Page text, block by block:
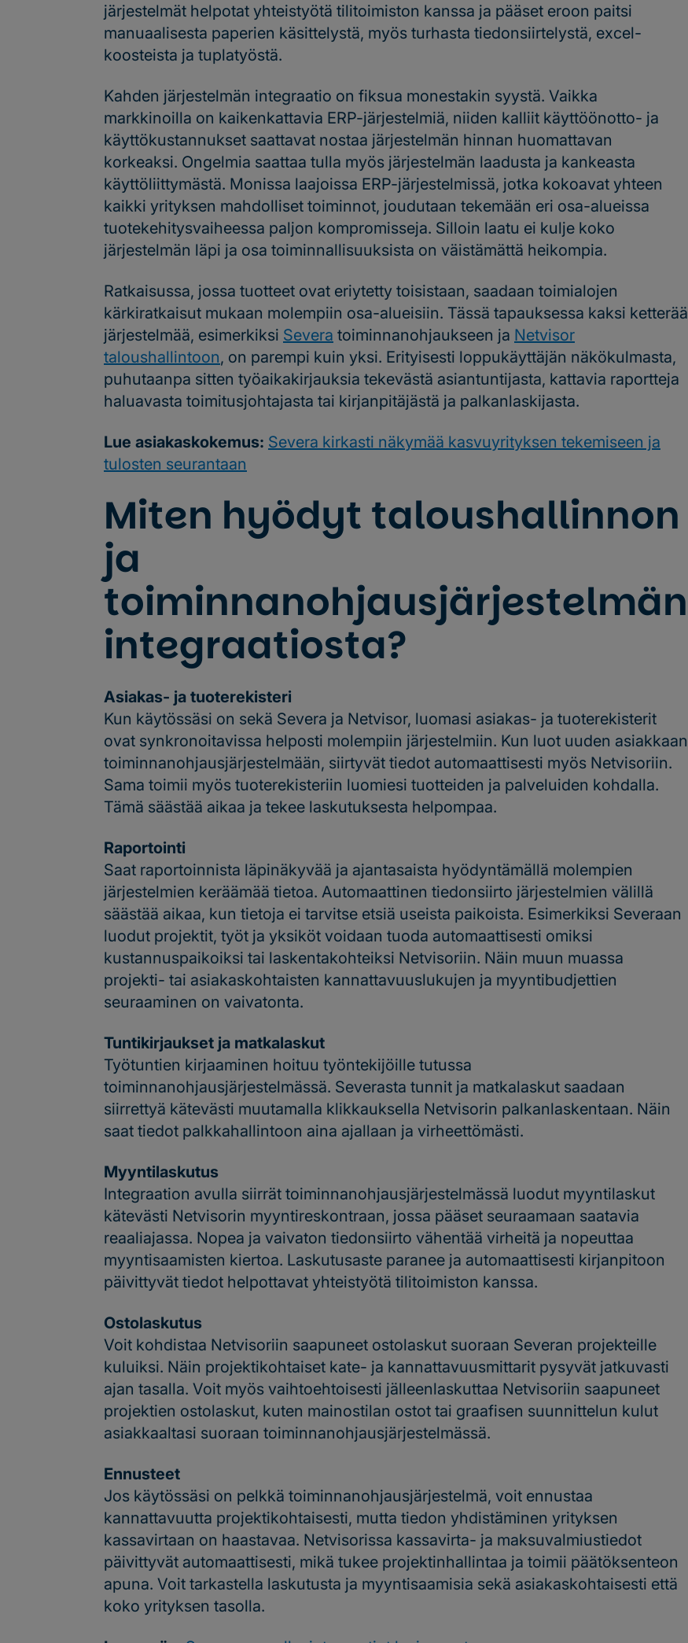
järjestelmät helpotat yhteistyötä tilitoimiston kanssa ja pääset eroon paitsi
manuaalisesta paperien käsittelystä, myös turhasta tiedonsiirtelystä, excel-
koosteista ja tuplatyöstä.
Kahden järjestelmän integraatio on fiksua monestakin syystä. Vaikka
markkinoilla on kaikenkattavia ERP-järjestelmiä, niiden kalliit käyttöönotto- ja
käyttökustannukset saattavat nostaa järjestelmän hinnan huomattavan
korkeaksi. Ongelmia saattaa tulla myös järjestelmän laadusta ja kankeasta
käyttöliittymästä. Monissa laajoissa ERP-järjestelmissä, jotka kokoavat yhteen
kaikki yrityksen mahdolliset toiminnot, joudutaan tekemään eri osa-alueissa
tuotekehitysvaiheessa paljon kompromisseja. Silloin laatu ei kulje koko
järjestelmän läpi ja osa toiminnallisuuksista on väistämättä heikompia.
Ratkaisussa, jossa tuotteet ovat eriytetty toisistaan, saadaan toimialojen
kärkiratkaisut mukaan molempiin osa-alueisiin. Tässä tapauksessa kaksi ketterää
järjestelmää, esimerkiksi Severa toiminnanohjaukseen ja Netvisor
taloushallintoon, on parempi kuin yksi. Erityisesti loppukäyttäjän näkökulmasta,
puhutaanpa sitten työaikakirjauksia tekevästä asiantuntijasta, kattavia raportteja
haluavasta toimitusjohtajasta tai kirjanpitäjästä ja palkanlaskijasta.
Lue asiakaskokemus: Severa kirkasti näkymää kasvuyrityksen tekemiseen ja
tulosten seurantaan
Miten hyödyt taloushallinnon
ja
toiminnanohjausjärjestelmän
integraatiosta?
Asiakas- ja tuoterekisteri
Kun käytössäsi on sekä Severa ja Netvisor, luomasi asiakas- ja tuoterekisterit
ovat synkronoitavissa helposti molempiin järjestelmiin. Kun luot uuden asiakkaan
toiminnanohjausjärjestelmään, siirtyvät tiedot automaattisesti myös Netvisoriin.
Sama toimii myös tuoterekisteriin luomiesi tuotteiden ja palveluiden kohdalla.
Tämä säästää aikaa ja tekee laskutuksesta helpompaa.
Raportointi
Saat raportoinnista läpinäkyvää ja ajantasaista hyödyntämällä molempien
järjestelmien keräämää tietoa. Automaattinen tiedonsiirto järjestelmien välillä
säästää aikaa, kun tietoja ei tarvitse etsiä useista paikoista. Esimerkiksi Severaan
luodut projektit, työt ja yksiköt voidaan tuoda automaattisesti omiksi
kustannuspaikoiksi tai laskentakohteiksi Netvisoriin. Näin muun muassa
projekti- tai asiakaskohtaisten kannattavuuslukujen ja myyntibudjettien
seuraaminen on vaivatonta.
Tuntikirjaukset ja matkalaskut
Työtuntien kirjaaminen hoituu työntekijöille tutussa
toiminnanohjausjärjestelmässä. Severasta tunnit ja matkalaskut saadaan
siirrettyä kätevästi muutamalla klikkauksella Netvisorin palkanlaskentaan. Näin
saat tiedot palkkahallintoon aina ajallaan ja virheettömästi.
Myyntilaskutus
Integraation avulla siirrät toiminnanohjausjärjestelmässä luodut myyntilaskut
kätevästi Netvisorin myyntireskontraan, jossa pääset seuraamaan saatavia
reaaliajassa. Nopea ja vaivaton tiedonsiirto vähentää virheitä ja nopeuttaa
myyntisaamisten kiertoa. Laskutusaste paranee ja automaattisesti kirjanpitoon
päivittyvät tiedot helpottavat yhteistyötä tilitoimiston kanssa.
Ostolaskutus
Voit kohdistaa Netvisoriin saapuneet ostolaskut suoraan Severan projekteille
kuluiksi. Näin projektikohtaiset kate- ja kannattavuusmittarit pysyvät jatkuvasti
ajan tasalla. Voit myös vaihtoehtoisesti jälleenlaskuttaa Netvisoriin saapuneet
projektien ostolaskut, kuten mainostilan ostot tai graafisen suunnittelun kulut
asiakkaaltasi suoraan toiminnanohjausjärjestelmässä.
Ennusteet
Jos käytössäsi on pelkkä toiminnanohjausjärjestelmä, voit ennustaa
kannattavuutta projektikohtaisesti, mutta tiedon yhdistäminen yrityksen
kassavirtaan on haastavaa. Netvisorissa kassavirta- ja maksuvalmiustiedot
päivittyvät automaattisesti, mikä tukee projektinhallintaa ja toimii päätöksenteon
apuna. Voit tarkastella laskutusta ja myyntisaamisia sekä asiakaskohtaisesti että
koko yrityksen tasolla.